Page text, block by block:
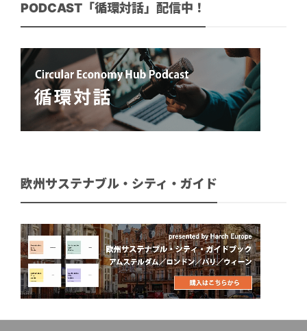
PODCAST「循環対話」配信中！
欧州サステナブル・シティ・ガイド